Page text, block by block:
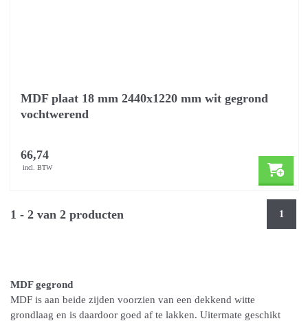
MDF plaat 18 mm 2440x1220 mm wit gegrond
vochtwerend
66,74
incl. BTW
1 - 2 van 2 producten 1
MDF gegrond
MDF is aan beide zijden voorzien van een dekkend witte
grondlaag en is daardoor goed af te lakken. Uitermate geschikt